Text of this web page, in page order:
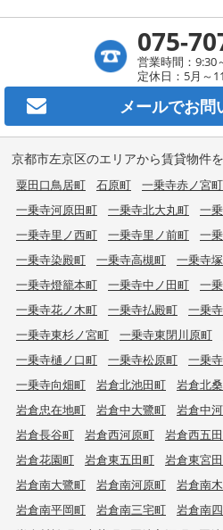
075-
営業時間：9:30
定休日：5月～
メールでお問
京都市左京区のエリアから賃貸物件
粟田口鳥居町 石原町 一乗寺赤ノ宮町
一乗寺河原田町
一乗寺北大丸町 一
一乗寺里ノ西町
一乗寺里ノ前町 一
一乗寺染殿町
一乗寺高槻町 一乗寺
一乗寺燈籠本町
一乗寺中ノ田町 一
一乗寺花ノ木町
一乗寺払殿町 一乗
一乗寺東杉ノ宮町
一乗寺東閉川原町
一乗寺樋ノ口町
一乗寺松原町 一乗
一乗寺向畑町
岩倉北池田町 岩倉北
岩倉忠在地町
岩倉中大鷺町 岩倉中
岩倉長谷町
岩倉西河原町 岩倉西五
岩倉花園町
岩倉東五田町 岩倉東宮
岩倉南大鷺町
岩倉南河原町 岩倉南
岩倉南平岡町
岩倉南三宅町 岩倉南